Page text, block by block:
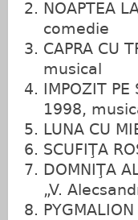
NOAPTEA
comedie
CAPRA CU
musical
IMPOZIT
1998,
LUNA CU
SCUFIŢA
DOMNIŢA
„V.